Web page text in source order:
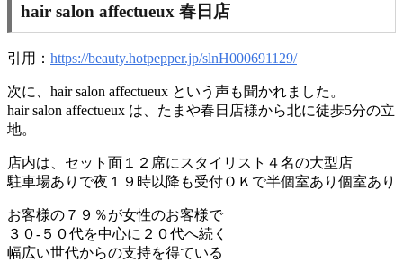
hair salon affectueux 春日店
引用： https://beauty.hotpepper.jp/slnH000691129/
次に、hair salon affectueux という声も聞かれました。
hair salon affectueux は、たまや春日店様から北に徒歩5分の立
地。
店内は、セット面１２席にスタイリスト４名の大型店
駐車場ありで夜１９時以降も受付ＯＫで半個室あり個室あり
お客様の７９％が女性のお客様で
３０-５０代を中心に２０代へ続く
幅広い世代からの支持を得ている